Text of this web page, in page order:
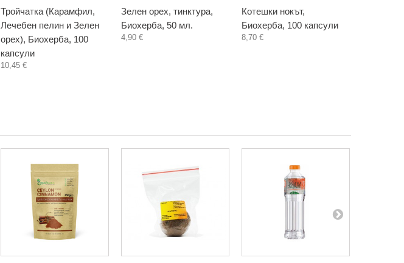
Тройчатка (Карамфил,
Лечебен пелин и Зелен
орех), Биохерба, 100
капсули
10,45 €
Зелен орех, тинктура,
Биохерба, 50 мл.
4,90 €
Котешки нокът,
Биохерба, 100 капсули
8,70 €